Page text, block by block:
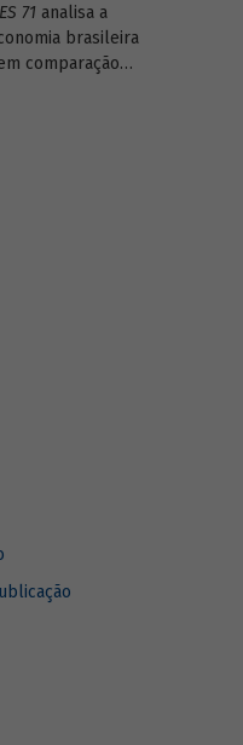
71 analisa a
brasileira
comparação
de